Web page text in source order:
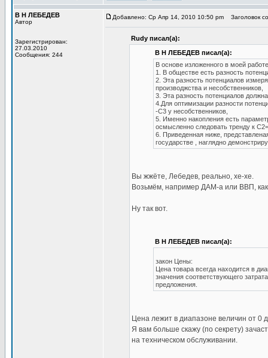
В Н ЛЕБЕДЕВ
Автор
Зарегистрирован:
27.03.2010
Сообщения: 244
Добавлено: Ср Апр 14, 2010 10:50 pm Заголовок
Rudy писал(а):
В Н ЛЕБЕДЕВ писал(а):
В основе изложенного в моей
1. В обществе есть разность
2. Эта разность потенциалов
производжства и несобственников,
3. Эта разность потенциалов
4.Для оптимизации разности
-С3 у несобственников,
5. Именно накопления есть
осмысленно следовать тренду к
6. Приведенная ниже,
государстве , наглядно
Вы жжёте, Лебедев, реально, хе-хе.
Возьмём, например ДАМ-а или ВВП,
Ну так вот.
В Н ЛЕБЕДЕВ писал(а):
закон Цены:
Цена товара всегда находится в
значения соответствующего
предложения.
Цена лежит в диапазоне величин от 0
Я вам больше скажу (по секрету)
на техническом обслуживании.